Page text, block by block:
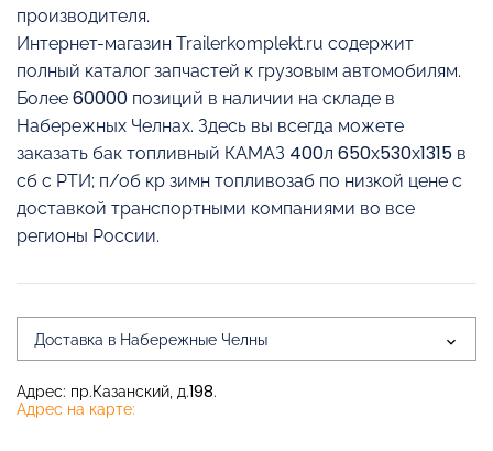
производителя.
Интернет-магазин Trailerkomplekt.ru содержит
полный каталог запчастей к грузовым автомобилям.
Более 60000 позиций в наличии на складе в
Набережных Челнах. Здесь вы всегда можете
заказать бак топливный КАМАЗ 400л 650х530х1315 в
сб с РТИ; п/об кр зимн топливозаб по низкой цене с
доставкой транспортными компаниями во все
регионы России.
Доставка в Набережные Челны
Адрес: пр.Казанский, д.198.
Адрес на карте: